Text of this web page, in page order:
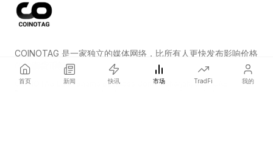
首页 新闻 快讯 市场 TradFi 我的
COINOTAG 是一家独立的媒体网络，比所有人更快发布影响价格
的加密货币新闻。
COINOTAG LLC · Shams Business Center, Sharjah, 839, UAE